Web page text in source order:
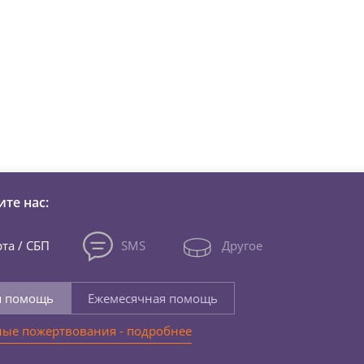
нас:
/ СБП SMS Другое
помощь
Ежемесячная помощь
пожертвования - подробнее